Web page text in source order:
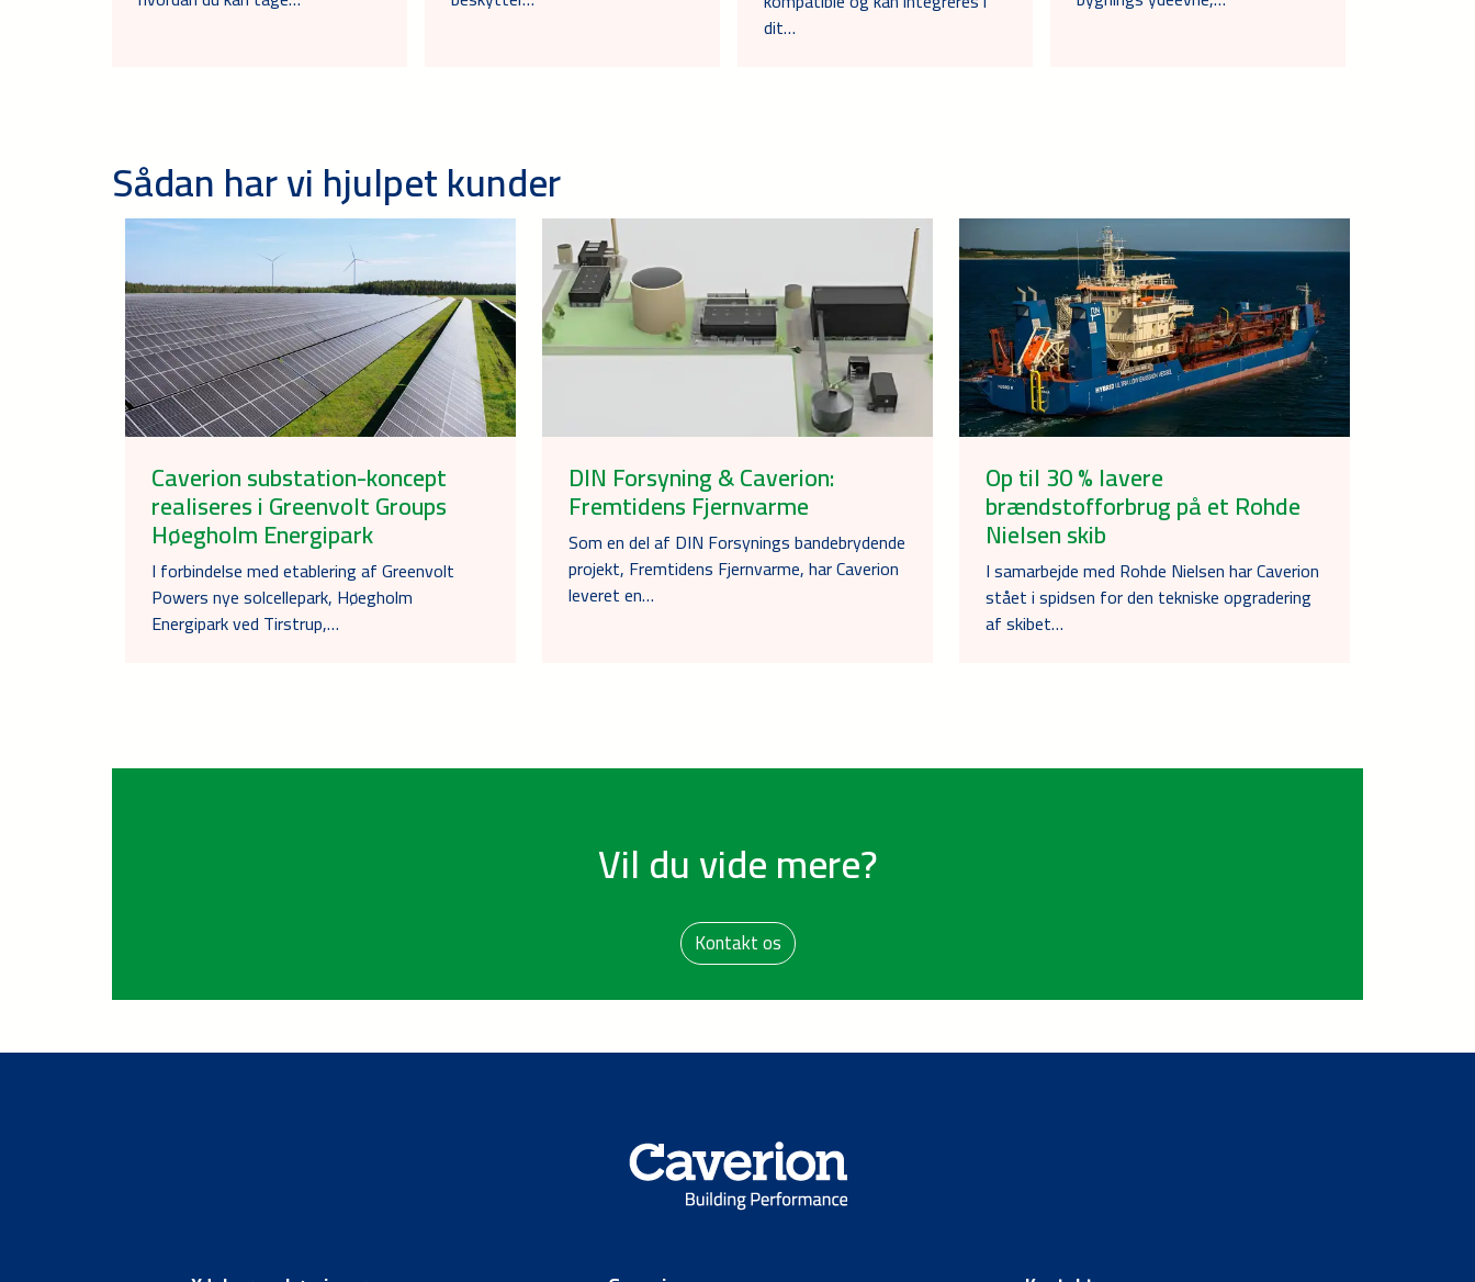
dit…
Sådan har vi hjulpet kunder
Caverion substation-koncept
realiseres i Greenvolt Groups
Høegholm Energipark
I forbindelse med etablering af Greenvolt
Powers nye solcellepark, Høegholm
Energipark ved Tirstrup,…
DIN Forsyning & Caverion:
Fremtidens Fjernvarme
Som en del af DIN Forsynings bandebrydende
projekt, Fremtidens Fjernvarme, har Caverion
leveret en…
Op til 30 % lavere
brændstofforbrug på et Rohde
Nielsen skib
I samarbejde med Rohde Nielsen har Caverion
stået i spidsen for den tekniske opgradering
af skibet…
Vil du vide mere?
Kontakt os